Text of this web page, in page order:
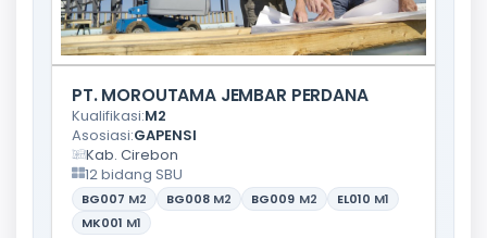
PT. MOROUTAMA JEMBAR PERDANA
Kualifikasi:M2
Asosiasi:GAPENSI
Kab. Cirebon
12 bidang SBU
BG007 M2 BG008 M2 BG009 M2 EL010 M1
MK001 M1